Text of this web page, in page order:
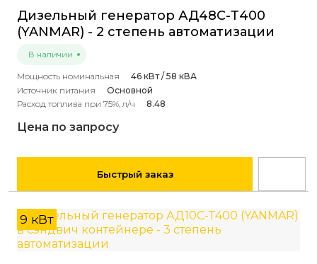
Дизельный генератор АД48С-Т400
(YANMAR) - 2 степень автоматизации
В наличии
Мощность номинальная
46 кВт / 58 кВА
Источник питания
Основной
Расход топлива при 75%, л/ч
8.48
Цена по запросу
Быстрый заказ
9 кВт